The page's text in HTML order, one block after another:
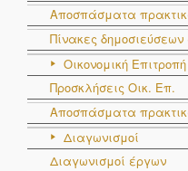
Αποσπάσματα
Πίνακες
Οικονομική Επιτροπή
Προσκλήσεις Οικ. Επ.
Αποσπάσματα
Διαγωνισμοί
Διαγωνισμοί έργων